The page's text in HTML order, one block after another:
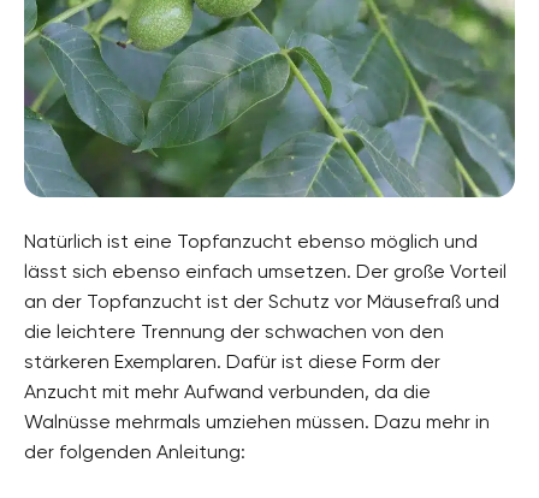
Natürlich ist eine Topfanzucht ebenso möglich und
lässt sich ebenso einfach umsetzen. Der große Vorteil
an der Topfanzucht ist der Schutz vor Mäusefraß und
die leichtere Trennung der schwachen von den
stärkeren Exemplaren. Dafür ist diese Form der
Anzucht mit mehr Aufwand verbunden, da die
Walnüsse mehrmals umziehen müssen. Dazu mehr in
der folgenden Anleitung: